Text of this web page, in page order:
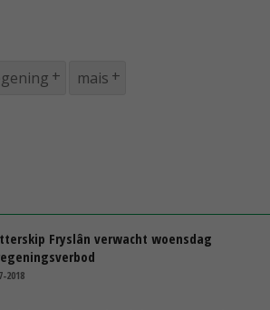
mais
Fryslân verwacht woensdag
2018